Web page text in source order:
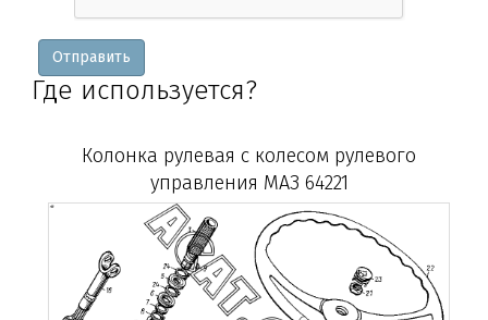
Отправить
Где используется?
Колонка рулевая с колесом рулевого
управления МАЗ 64221